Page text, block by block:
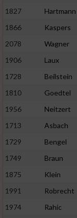
1827
Hartmann
1866
Kaspers
2078
Wagner
1906
Laux
1728
Beilstein
1810
Goedtel
1956
Neitzert
1713
Asbach
1729
Bengel
1749
Braun
1875
Klein
1991
Robrecht
1974
Rahic